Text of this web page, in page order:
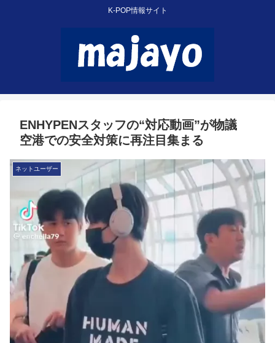
K-POP情報サイト
ENHYPENスタッフの“対応動画”が物議
空港での安全対策に再注目集まる
ネットユーザー